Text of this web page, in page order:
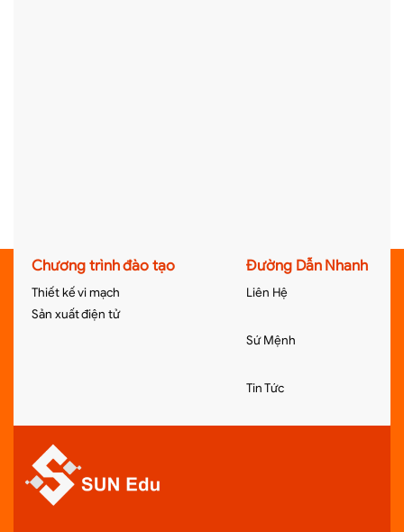
Chương trình đào tạo
Thiết kế vi mạch
Sản xuất điện tử
Đường Dẫn Nhanh
Liên Hệ
Sứ Mệnh
Tin Tức